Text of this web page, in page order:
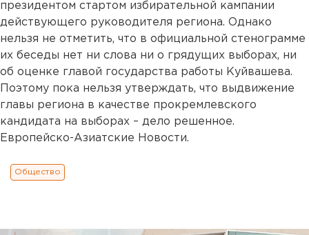
президентом стартом избирательной кампании
действующего руководителя региона. Однако
нельзя не отметить, что в официальной стенограмме
их беседы нет ни слова ни о грядущих выборах, ни
об оценке главой государства работы Куйвашева.
Поэтому пока нельзя утверждать, что выдвижение
главы региона в качестве прокремлевского
кандидата на выборах – дело решенное.
Европейско-Азиатские Новости.
Общество